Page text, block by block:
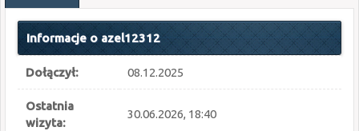
Informacje o azel12312
Dołączył: 08.12.2025
Ostatnia
wizyta:
30.06.2026, 18:40